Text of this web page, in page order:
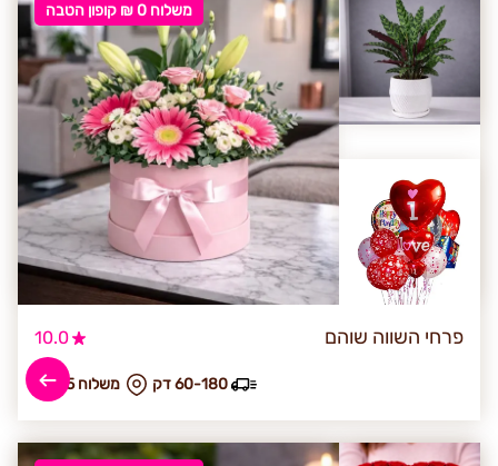
משלוח 0 ₪ קופון הטבה
פרחי השווה שוהם 10.0
₪ משלוח 25 60-180 דק